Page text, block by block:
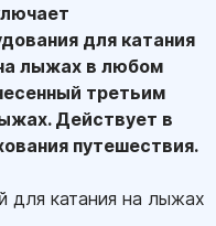
для катания
лыжах в любом
третьим
Действует в
путешествия.
для катания на лыжах